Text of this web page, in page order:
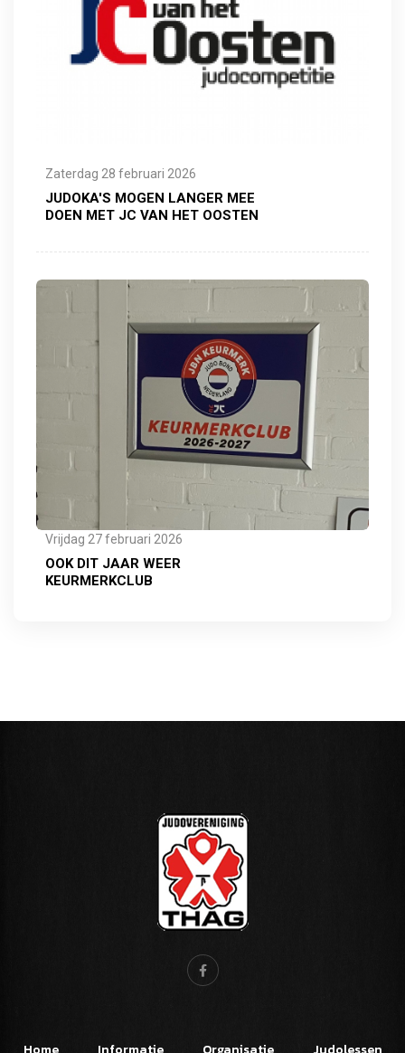
Zaterdag 28 februari 2026
JUDOKA'S MOGEN LANGER MEE
DOEN MET JC VAN HET OOSTEN
Vrijdag 27 februari 2026
OOK DIT JAAR WEER
KEURMERKCLUB